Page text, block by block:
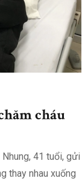
cháu
41 tuổi, gửi
thay nhau xuống